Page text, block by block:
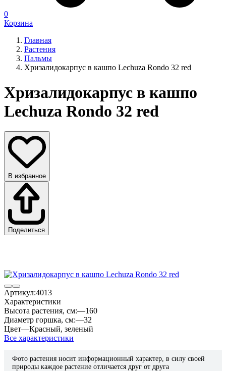
0
Корзина
Главная
Растения
Пальмы
Хризалидокарпус в кашпо Lechuza Rondo 32 red
Хризалидокарпус в кашпо
Lechuza Rondo 32 red
В избранное
Поделиться
Артикул:4013
Характеристики
Высота растения, см:—160
Диаметр горшка, см:—32
Цвет—Красный, зеленый
Все характеристики
Фото растения носит информационный характер, в силу своей
природы каждое растение отличается друг от друга